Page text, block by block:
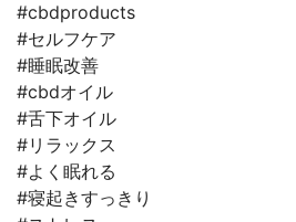
#cbdproducts
#セルフケア
#睡眠改善
#cbdオイル
#舌下オイル
#リラックス
#よく眠れる
#寝起きすっきり